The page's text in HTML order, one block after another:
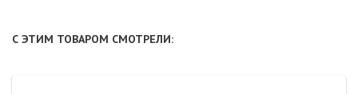
С ЭТИМ ТОВАРОМ СМОТРЕЛИ: